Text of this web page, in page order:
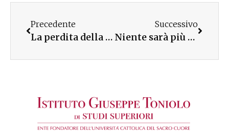
Precedente
La perdita della speranza: i NEET, tra incuria istituzionale e pandemia
Successivo
Niente sarà più come prima: il libro di Bignardi e Didonè